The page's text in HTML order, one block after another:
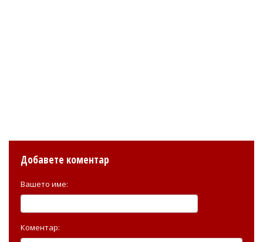
Добавете коментар
Вашето име:
Коментар: